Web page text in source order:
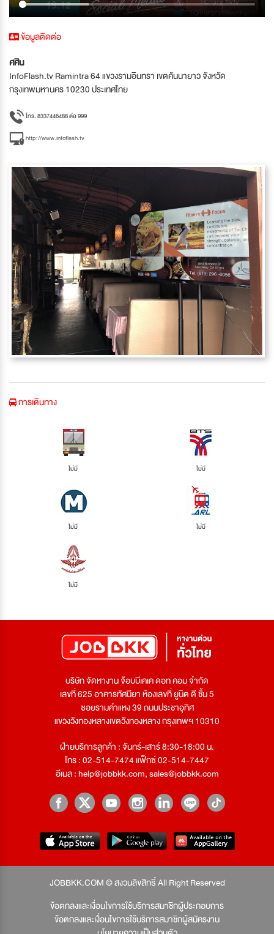
ข้อมูลติดต่อ
ศศิน
InfoFlash.tv Ramintra 64 แขวงรามอินทรา เขตคันนายาว จังหวัด
กรุงเทพมหานคร 10230 ประเทศไทย
โทร. 8337446488 ต่อ 999
http://www.infoflash.tv
การเดินทาง
ไม่มี ไม่มี
ไม่มี ไม่มี
ไม่มี
บริษัท จัดหางาน จ๊อบบีเคเค ดอท คอม จำกัด
เลขที่ 625 อาคารทัศนียา ห้องเลขที่ ยูนิต ดี ชั้น 5
ซอยรามคำแหง 39 ถนนประชาอุทิศ
แขวงวังทองหลางเขตวังทองหลาง กรุงเทพฯ 10310
ฝ่ายบริการลูกค้า : จันทร์-เสาร์ 8:30-18:00 น.
โทร : 02-514-7474 แฟ็กซ์ 02-514-7447
อีเมล :help@jobbkk.com,sales@jobbkk.com
JOBBKK.COM © สงวนลิขสิทธิ์ All Right Reserved
ข้อตกลงและเงื่อนไขการใช้บริการสมาชิกผู้ประกอบการ
ข้อตกลงและเงื่อนไขการใช้บริการสมาชิกผู้สมัครงาน